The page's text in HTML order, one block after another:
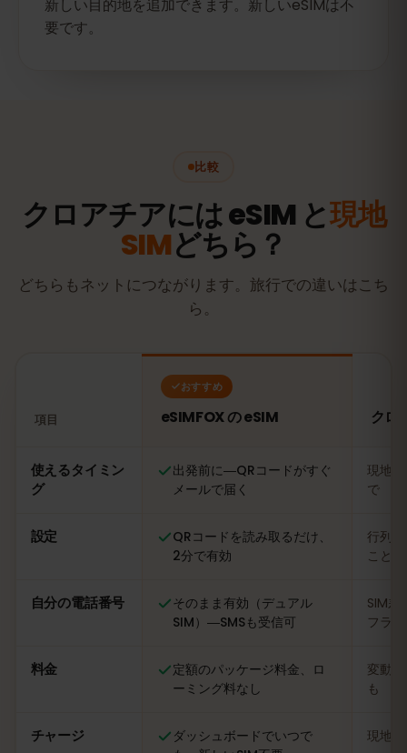
新しい目的地を追加できます。新しいeSIMは不
要です。
比較
クロアチアには eSIM と現地
SIMどちら？
どちらもネットにつながります。旅行での違いはこち
ら。
項目
おすすめ
eSIMFOX の eSIM クロ
使えるタイミン
グ
出発前に―QRコードがすぐ
メールで届く
現地
で
設定
QRコードを読み取るだけ、
2分で有効
行列
ことも
自分の電話番号
そのまま有効（デュアル
SIM）―SMSも受信可
SIM
フラ
料金
定額のパッケージ料金、ロ
ーミング料なし
変動
も
チャージ
ダッシュボードでいつで
現地